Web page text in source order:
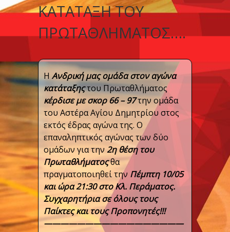
ΚΑΤΆΤΑΞΗ ΤΟΥ
ΠΡΩΤΑΘΛΉΜΑΤΟΣ….
ΗΑνδρική μας ομάδα στον αγώνα
κατάταξηςτου Πρωταθλήματος
κέρδισε με σκορ 66 – 97την ομάδα
του Αστέρα Αγίου Δημητρίου στος
εκτός έδρας αγώνα της. Ο
επαναληπτικός αγώνας των δύο
ομάδων για την 2η θέση του
Πρωταθλήματοςθα
πραγματοποιηθεί την Πέμπτη 10/05
και ώρα 21:30 στο Κλ. Περάματος.
Συγχαρητήρια σε όλους τους
Παίκτες και τους Προπονητές!!!
—————————————————